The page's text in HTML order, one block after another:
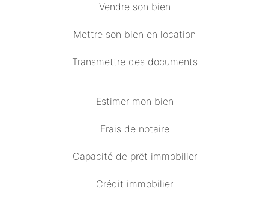
Vendre son bien
Mettre son bien en location
Transmettre des documents
Estimer mon bien
Frais de notaire
Capacité de prêt immobilier
Crédit immobilier